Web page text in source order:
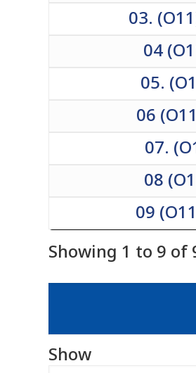
03.
04
05.
06
07.
08
09
Showing 1 to 9 of
Show